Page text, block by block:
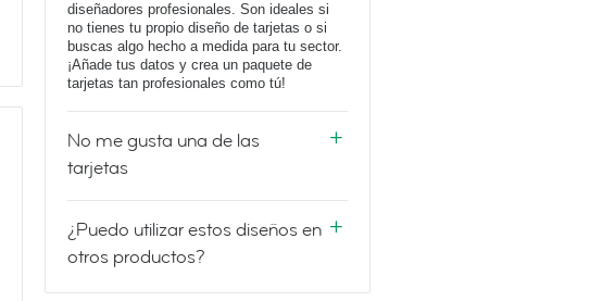
diseñadores profesionales. Son ideales si
no tienes tu propio diseño de tarjetas o si
buscas algo hecho a medida para tu sector.
¡Añade tus datos y crea un paquete de
tarjetas tan profesionales como tú!
No me gusta una de las
tarjetas
¿Puedo utilizar estos diseños en
otros productos?